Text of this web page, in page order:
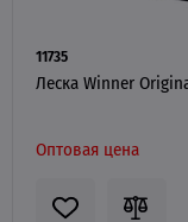
11735
Леска Winner
Оптовая цена